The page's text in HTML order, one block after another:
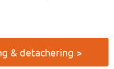
& detachering >